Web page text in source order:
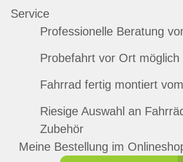
Service
Professionelle Beratung
Probefahrt vor Ort möglich
Fahrrad fertig montiert
Riesige Auswahl an
Zubehör
Meine Bestellung im